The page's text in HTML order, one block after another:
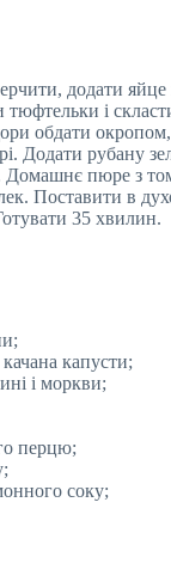
додати яйце
тюфтельки і
обдати окропом,
Додати рубану
Домашнє пюре з
Поставити в
35 хвилин.
капусти;
і моркви;
перцю;
соку;